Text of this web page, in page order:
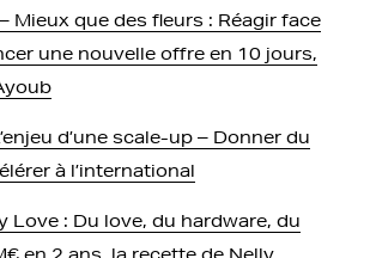
Mieux que des fleurs : Réagir face
une nouvelle offre en 10 jours,
d’une scale-up – Donner du
à l’international
Love : Du love, du hardware, du